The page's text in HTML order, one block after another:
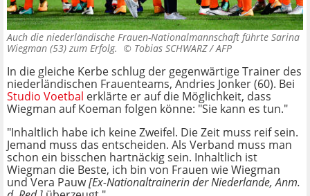
Auch die niederländische Frauen-Nationalmannschaft führte Sarina
Wiegman (53) zum Erfolg. © Tobias SCHWARZ / AFP
In die gleiche Kerbe schlug der gegenwärtige Trainer des
niederländischen Frauenteams, Andries Jonker (60). Bei
Studio Voetbal erklärte er auf die Möglichkeit, dass
Wiegman auf Koeman folgen könne: "Sie kann es tun."
"Inhaltlich habe ich keine Zweifel. Die Zeit muss reif sein.
Jemand muss das entscheiden. Als Verband muss man
schon ein bisschen hartnäckig sein. Inhaltlich ist
Wiegman die Beste, ich bin von Frauen wie Wiegman
und Vera Pauw[Ex-Nationaltrainerin der Niederlande, Anm.